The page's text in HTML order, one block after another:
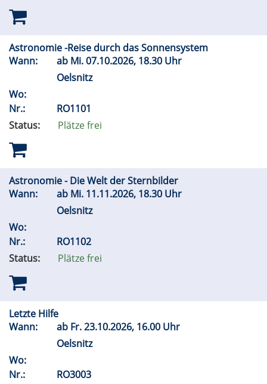
Astronomie -Reise durch das Sonnensystem
Wann:
ab Mi.07.10.2026, 18.30 Uhr
Oelsnitz
Wo:
Nr.:
RO1101
Status:
Plätze frei
Astronomie - Die Welt der Sternbilder
Wann:
ab Mi. 11.11.2026, 18.30 Uhr
Oelsnitz
Wo:
Nr.:
RO1102
Status:
Plätze frei
Letzte Hilfe
Wann:
ab Fr.23.10.2026, 16.00 Uhr
Oelsnitz
Wo:
Nr.:
RO3003